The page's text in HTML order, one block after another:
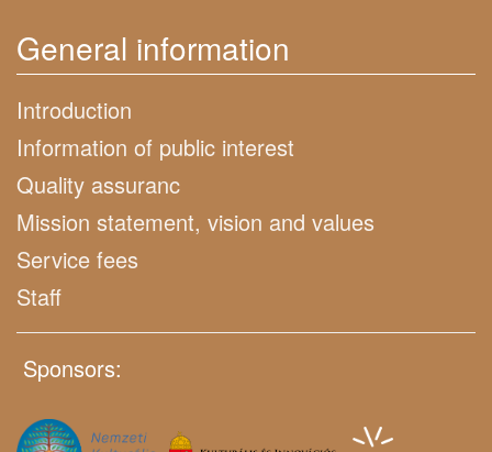
General information
Introduction
Information of public interest
Quality assuranc
Mission statement, vision and values
Service fees
Staff
Sponsors: